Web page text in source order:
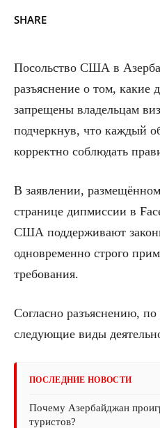
SHARE
Посольство США в
разъяснение о том, какие
запрещены владельцам
подчеркнув, что каждый
корректно соблюдать
В заявлении,
странице дипмиссии в
США поддерживают
одновременно строго
требования.
Согласно разъяснению,
следующие виды
ПОСЛЕДНИЕ НОВОСТИ
Почему Азербайджан
туристов?